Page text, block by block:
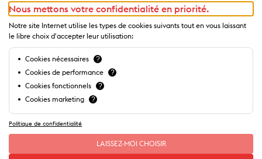
General terms and
conditions for use of
website
Privacy Notice
Media Corner
Trade
Brochures and guides
Nous mettons votre confidentialité en priorité.
Notre site Internet utilise les types de cookies suivants tout en vous laissant
le libre choix d'accepter leur utilisation:
Cookies nécessaires ?
Cookies de performance ?
Cookies fonctionnels ?
Cookies marketing ?
Politique de confidentialité
LAISSEZ-MOI CHOISIR